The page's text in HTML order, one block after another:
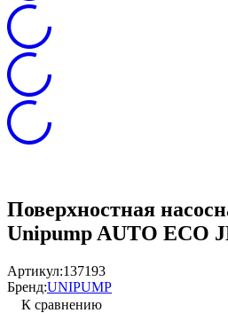
Поверхностная
Unipump AUTO ECO
Артикул:137193
Бренд:UNIPUMP
К сравнению